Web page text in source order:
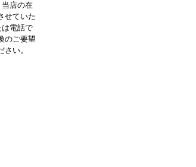
店の在
せていた
電話で
のご要望
い。